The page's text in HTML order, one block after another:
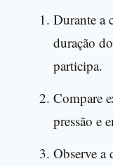
Durante a
duração
participa.
Compare
pressão e
Observe a